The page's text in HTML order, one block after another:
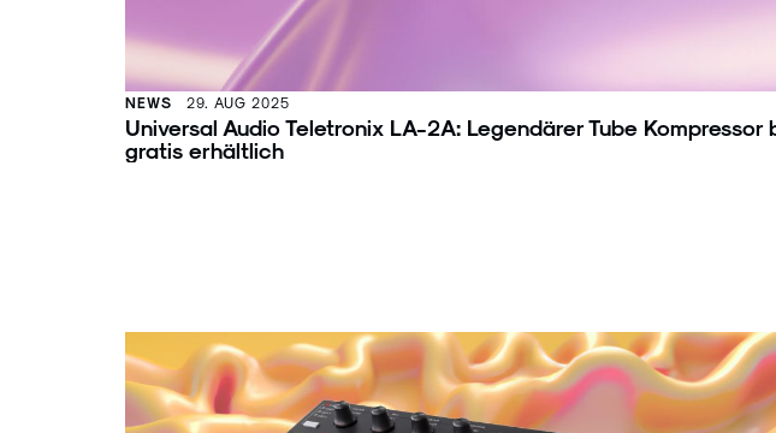
NEWS 29. AUG 2025
Universal Audio Teletronix LA-2A: Legendärer Tube Kompressor
gratis erhältlich